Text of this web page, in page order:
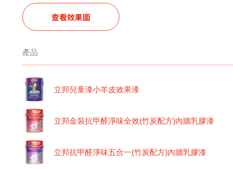
查看效果圖
產品
立邦兒童漆小羊皮效果漆
立邦金裝抗甲醛淨味全效(竹炭配方)內牆乳膠漆
立邦抗甲醛淨味五合一(竹炭配方)內牆乳膠漆